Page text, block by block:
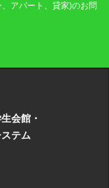
アパート、貸家)のお問
会館・
テム